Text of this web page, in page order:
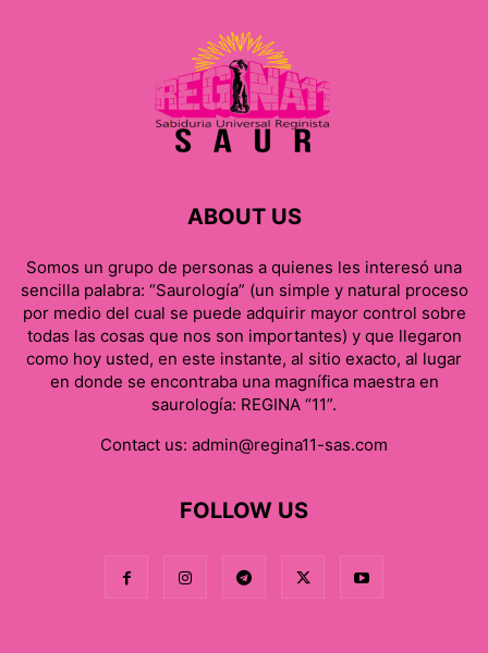
ABOUT US
Somos un grupo de personas a quienes les interesó una
sencilla palabra: “Saurología” (un simple y natural proceso
por medio del cual se puede adquirir mayor control sobre
todas las cosas que nos son importantes) y que llegaron
como hoy usted, en este instante, al sitio exacto, al lugar
en donde se encontraba una magnífica maestra en
saurología: REGINA “11”.
Contact us: admin@regina11-sas.com
FOLLOW US